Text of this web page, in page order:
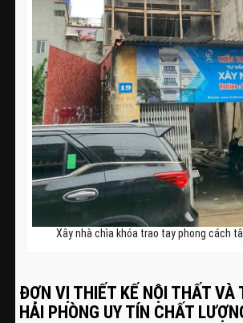
Xây nhà chìa khóa trao tay phong cách
ĐƠN VỊ THIẾT KẾ NỘI THẤT VÀ
HẢI PHÒNG UY TÍN CHẤT